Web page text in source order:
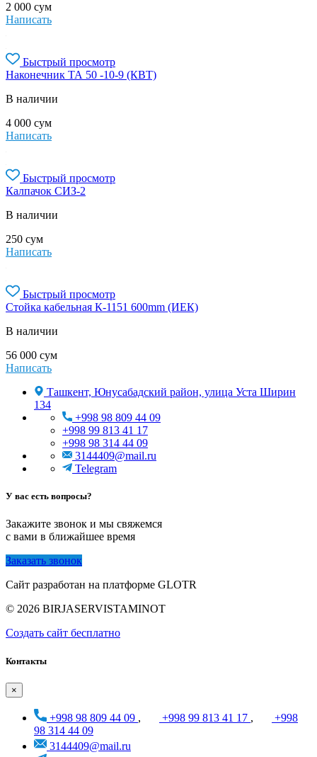
2 000 сум
Написать
Быстрый просмотр
Наконечник ТА 50 -10-9 (КВТ)
В наличии
4 000 сум
Написать
Быстрый просмотр
Калпачок СИЗ-2
В наличии
250 сум
Написать
Быстрый просмотр
Стойка кабельная К-1151 600mm (ИЕК)
В наличии
56 000 сум
Написать
Ташкент, Юнусабадский район, улица Уста Ширин
134
+998 98 809 44 09
+998 99 813 41 17
+998 98 314 44 09
3144409@mail.ru
Telegram
У вас есть вопросы?
Закажите звонок и мы свяжемся
с вами в ближайшее время
Заказать звонок
Сайт разработан на платформе GLOTR
© 2026 BIRJASERVISTAMINOT
Создать cайт бесплатно
Контакты
×
+998 98 809 44 09 , +998 99 813 41 17 ,
+998
98 314 44 09
3144409@mail.ru